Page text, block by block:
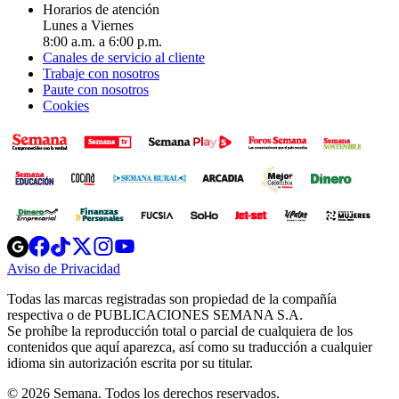
Horarios de atención
Lunes a Viernes
8:00 a.m. a 6:00 p.m.
Canales de servicio al cliente
Trabaje con nosotros
Paute con nosotros
Cookies
Opens
in
new
Opens
in
new
Opens
in
new
window
Opens
new
windowwindow
Aviso de Privacidad
new
window
Todas las marcas registradas son propiedad de la compañía
respectiva o de PUBLICACIONES SEMANA S.A.
Se prohíbe la reproducción total o parcial de cualquiera de los
contenidos que aquí aparezca, así como su traducción a cualquier
idioma sin autorización escrita por su titular.
© 2026 Semana. Todos los derechos reservados.